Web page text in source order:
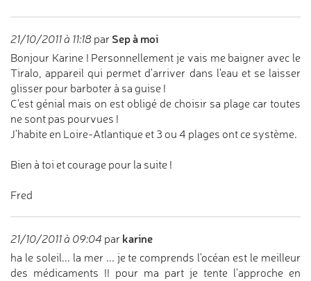
21/10/2011 à 11:18 par Sep à moi
Bonjour Karine ! Personnellement je vais me baigner avec le
Tiralo, appareil qui permet d'arriver dans l'eau et se laisser
glisser pour barboter à sa guise !
C'est génial mais on est obligé de choisir sa plage car toutes
ne sont pas pourvues !
J'habite en Loire-Atlantique et 3 ou 4 plages ont ce système.
Bien à toi et courage pour la suite !
Fred
21/10/2011 à 09:04 par karine
ha le soleil... la mer ... je te comprends l'océan est le meilleur
des médicaments !! pour ma part je tente l'approche en